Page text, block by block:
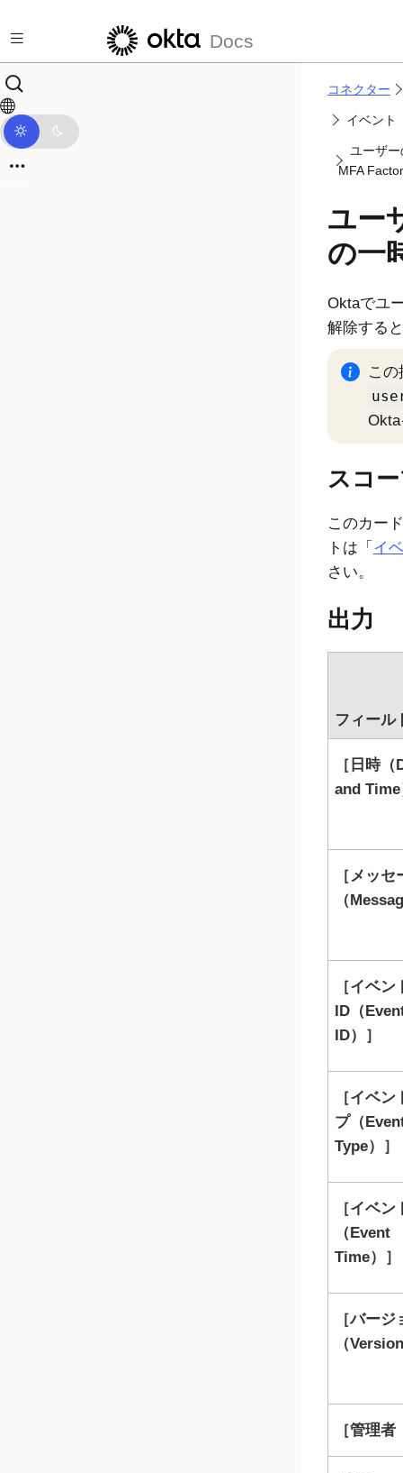
Docs
コネクター
イベント
ユーザ
MFA
ユー
の一
Oktaでユ
解除する
この
Okta
スコ
このカー
トは「 イ
さい。
出力
フィール
日時（
and Time
メッセ
（
イベン
ID（
ID）
イベン
プ（
Type）
イベン
（Event
Time）
バージ
（
管理者